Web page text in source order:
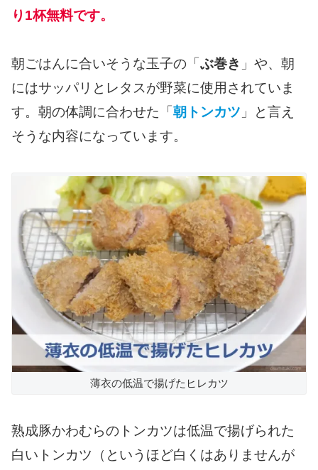
り1杯無料です。
朝ごはんに合いそうな玉子の「ぶ巻き 」や、朝
にはサッパリとレタスが野菜に使用されていま
す。朝の体調に合わせた「朝トンカツ 」と言え
そうな内容になっています。
薄衣の低温で揚げたヒレカツ
熟成豚かわむらのトンカツは低温で揚げられた
白いトンカツ（というほど白くはありませんが